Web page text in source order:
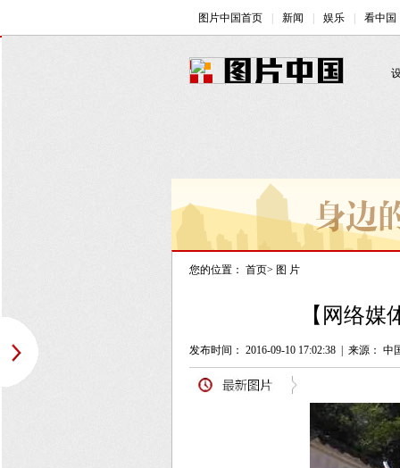
您的位置： 首页> 图 片
【网络
发布时间： 2016-09-10 17:02:38 来源： 中